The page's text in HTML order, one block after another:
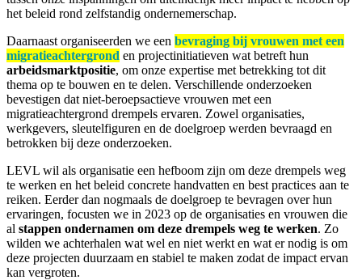
het beleid rond zelfstandig ondernemerschap.
Daarnaast organiseerden we een bevraging bij vrouwen met een
migratieachtergrond en projectinitiatieven wat betreft hun
arbeidsmarktpositie, om onze expertise met betrekking tot dit
thema op te bouwen en te delen. Verschillende onderzoeken
bevestigen dat niet-beroepsactieve vrouwen met een
migratieachtergrond drempels ervaren. Zowel organisaties,
werkgevers, sleutelfiguren en de doelgroep werden bevraagd en
betrokken bij deze onderzoeken.
LEVL wil als organisatie een hefboom zijn om deze drempels weg
te werken en het beleid concrete handvatten en best practices aan te
reiken. Eerder dan nogmaals de doelgroep te bevragen over hun
ervaringen, focusten we in 2023 op de organisaties en vrouwen die
al stappen ondernamen om deze drempels weg te werken. Zo
wilden we achterhalen wat wel en niet werkt en wat er nodig is om
deze projecten duurzaam en stabiel te maken zodat de impact ervan
kan vergroten.